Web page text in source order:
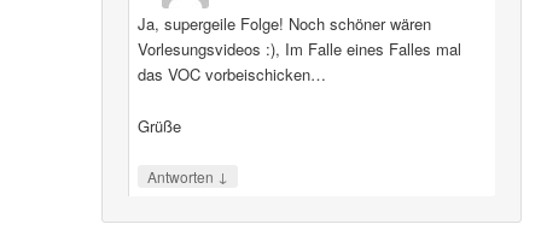
Ja, supergeile Folge! Noch schöner wären
Vorlesungsvideos :), Im Falle eines Falles mal
das VOC vorbeischicken…
Grüße
Antworten ↓